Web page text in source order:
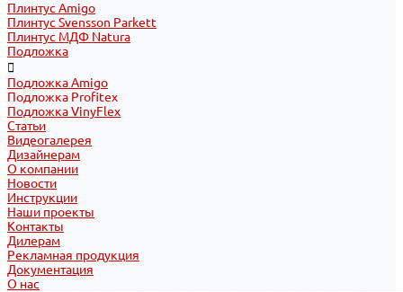
Плинтус Amigo
Плинтус Svensson Parkett
Плинтус МДФ Natura
Подложка
Подложка Amigo
Подложка Profitex
Подложка VinyFlex
Статьи
Видеогалерея
Дизайнерам
О компании
Новости
Инструкции
Наши проекты
Контакты
Дилерам
Рекламная продукция
Документация
О нас